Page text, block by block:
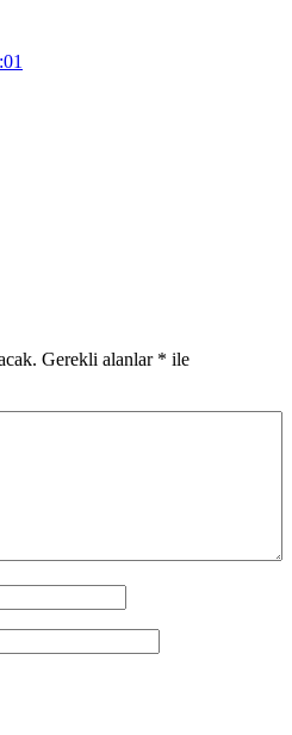
Gerekli alanlar * ile